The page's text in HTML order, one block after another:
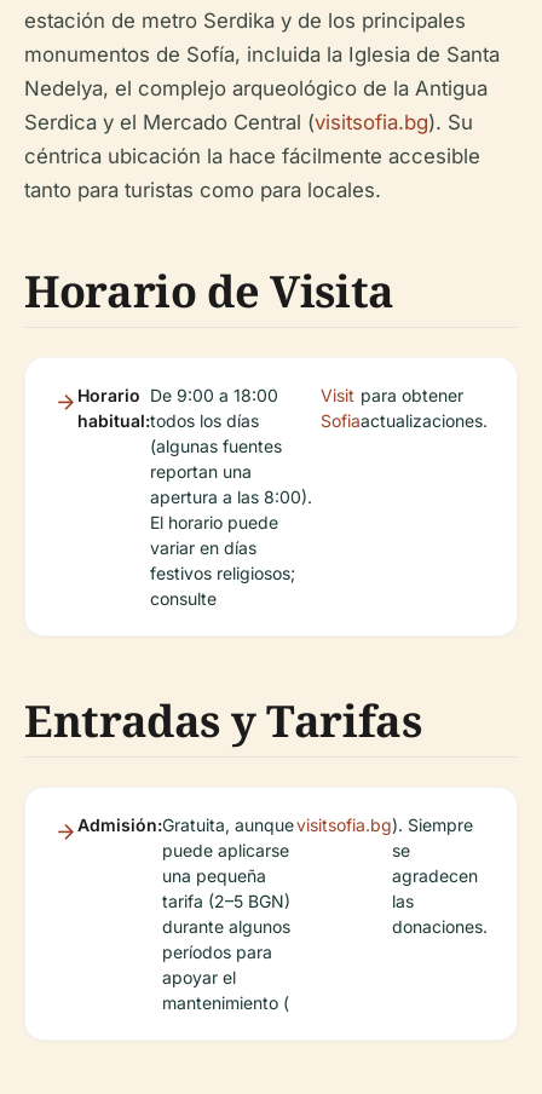
estación de metro Serdika y de los principales
monumentos de Sofía, incluida la Iglesia de Santa
Nedelya, el complejo arqueológico de la Antigua
Serdica y el Mercado Central (visitsofia.bg). Su
céntrica ubicación la hace fácilmente accesible
tanto para turistas como para locales.
Horario de Visita
Horario
habitual:
De 9:00 a 18:00
todos los días
(algunas fuentes
reportan una
apertura a las 8:00).
El horario puede
variar en días
festivos religiosos;
consulte
Visit
Sofia
para obtener
actualizaciones.
Entradas y Tarifas
Admisión:Gratuita, aunque
puede aplicarse
una pequeña
tarifa (2–5 BGN)
durante algunos
períodos para
apoyar el
mantenimiento (
visitsofia.bg). Siempre
se
agradecen
las
donaciones.